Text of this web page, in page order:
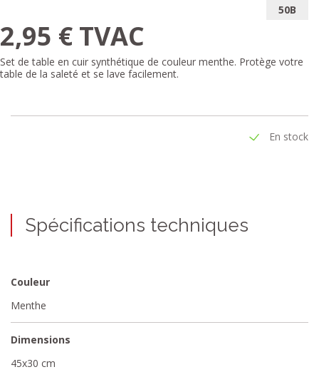
50B
2,95 € TVAC
Set de table en cuir synthétique de couleur menthe. Protège votre
table de la saleté et se lave facilement.
En stock
Spécifications techniques
Couleur
Menthe
Dimensions
45x30 cm